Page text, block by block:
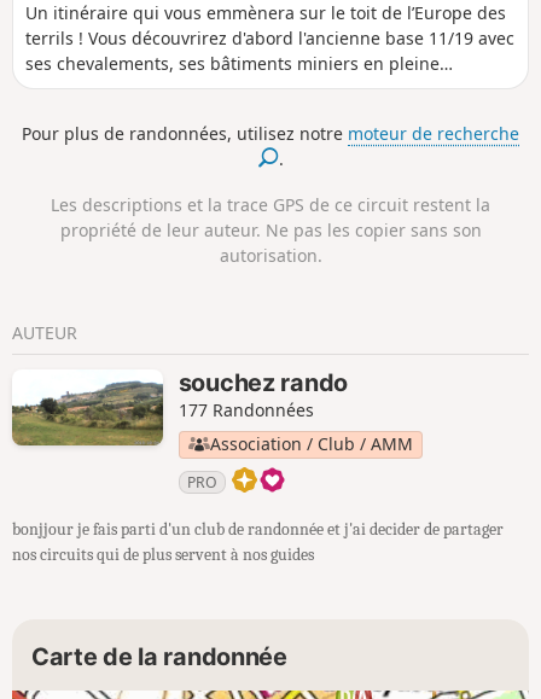
Un itinéraire qui vous emmènera sur le toit de l’Europe des
terrils ! Vous découvrirez d'abord l'ancienne base 11/19 avec
ses chevalements, ses bâtiments miniers en pleine
reconversion. Vous profiterez aussi de quelques passages
Pour plus de randonnées, utilisez notre moteur de recherche
.
Les descriptions et la trace GPS de ce circuit restent la
propriété de leur auteur. Ne pas les copier sans son
autorisation.
AUTEUR
souchez rando
177 Randonnées
Association / Club / AMM
PRO
bonjjour je fais parti d'un club de randonnée et j'ai decider de partager
nos circuits qui de plus servent à nos guides
Carte de la randonnée